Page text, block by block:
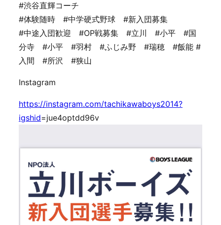
#渋谷直輝コーチ
#体験随時 #中学硬式野球 #新入団募集
#中途入団歓迎 #OP戦募集 #立川 #小平 #国
分寺 #小平 #羽村 #ふじみ野 #瑞穂 #飯能 #
入間 #所沢 #狭山
Instagram
https://instagram.com/tachikawaboys2014?
igshid=jue4optdd96v